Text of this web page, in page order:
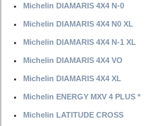
Michelin DIAMARIS 4X4 N-0
Michelin DIAMARIS 4X4 N0 XL
Michelin DIAMARIS 4X4 N-1 XL
Michelin DIAMARIS 4X4 VO
Michelin DIAMARIS 4X4 XL
Michelin ENERGY MXV 4 PLUS *
Michelin LATITUDE CROSS